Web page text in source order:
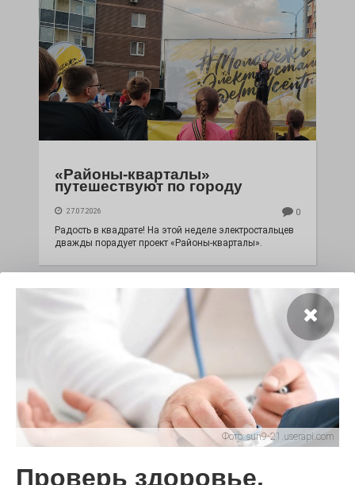
«Районы-кварталы»
путешествуют по городу
27.07.2026 0
Радость в квадрате! На этой неделе электростальцев
дважды порадует проект «Районы-кварталы».
26.07.2026
Фото:sun9-21.userapi.com
Проверь здоровье,